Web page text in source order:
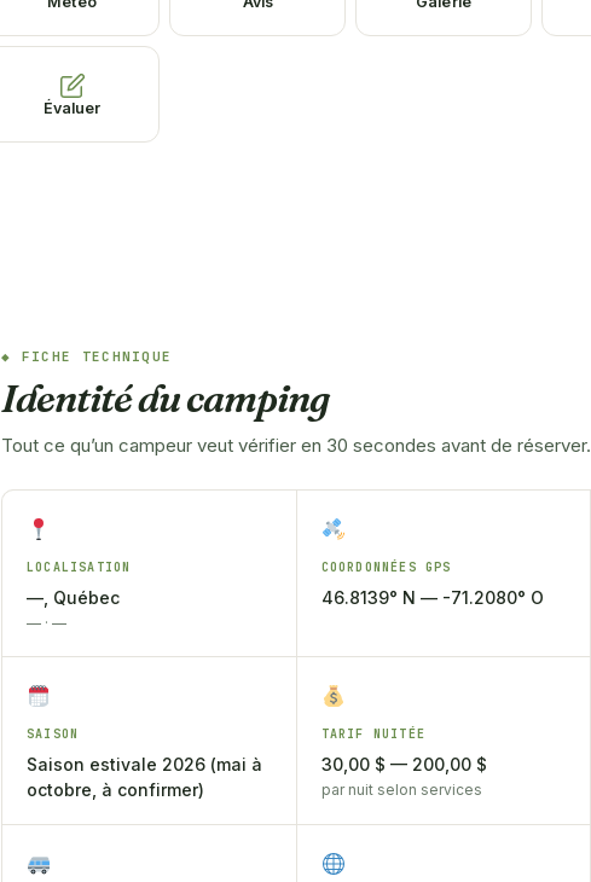
Évaluer
FICHE TECHNIQUE
Identité du camping
Tout ce qu’un campeur veut vérifier en 30 secondes avant de réserver.
LOCALISATION
—, Québec
— · —
COORDONNÉES GPS
46.8139° N — -71.2080° O
SAISON
Saison estivale 2026 (mai à
octobre, à confirmer)
TARIF NUITÉE
30,00 $ — 200,00 $
par nuit selon services